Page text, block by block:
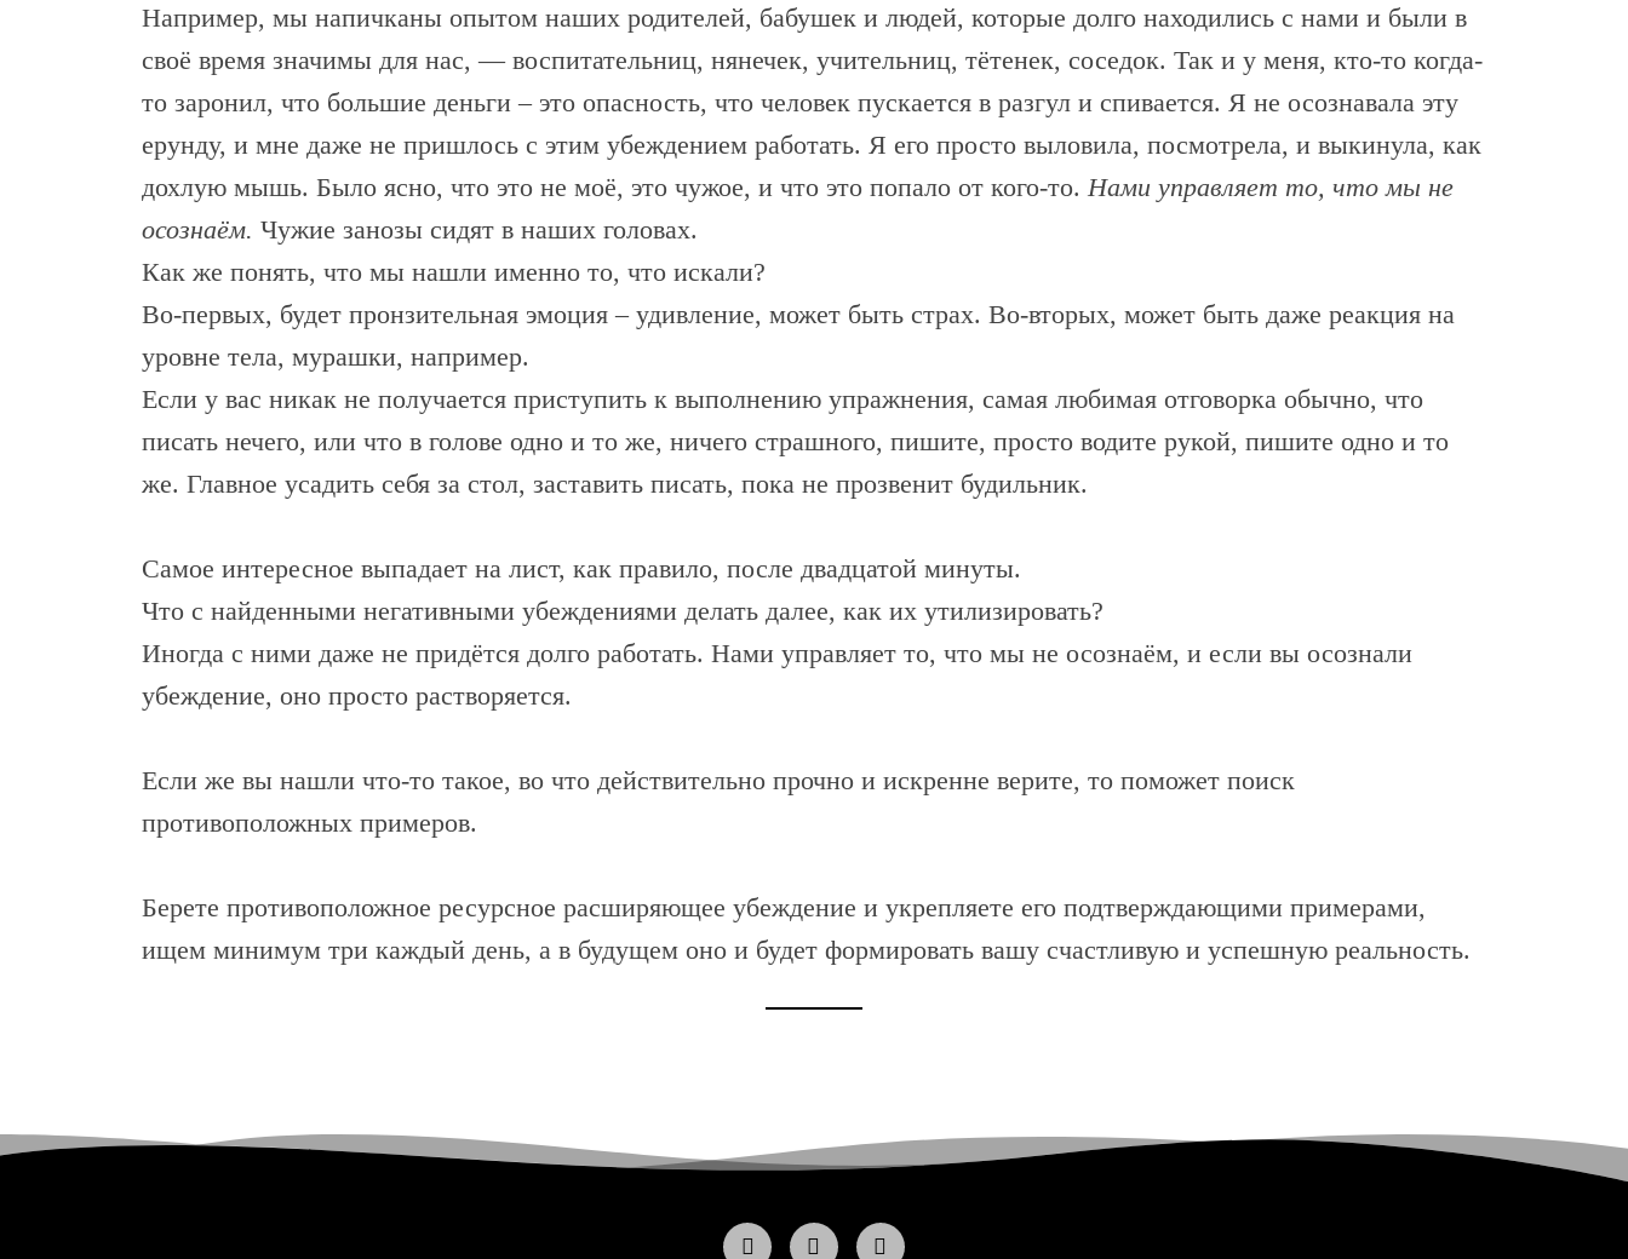
Например, мы напичканы опытом наших родителей, бабушек и людей, которые долго находились с нами и были в
своё время значимы для нас, — воспитательниц, нянечек, учительниц, тётенек, соседок. Так и у меня, кто-то когда-
то заронил, что большие деньги – это опасность, что человек пускается в разгул и спивается. Я не осознавала эту
ерунду, и мне даже не пришлось с этим убеждением работать. Я его просто выловила, посмотрела, и выкинула, как
дохлую мышь. Было ясно, что это не моё, это чужое, и что это попало от кого-то. Нами управляет то, что мы не
осознаём. Чужие занозы сидят в наших головах.
Как же понять, что мы нашли именно то, что искали?
Во-первых, будет пронзительная эмоция – удивление, может быть страх. Во-вторых, может быть даже реакция на
уровне тела, мурашки, например.
Если у вас никак не получается приступить к выполнению упражнения, самая любимая отговорка обычно, что
писать нечего, или что в голове одно и то же, ничего страшного, пишите, просто водите рукой, пишите одно и то
же. Главное усадить себя за стол, заставить писать, пока не прозвенит будильник.
Самое интересное выпадает на лист, как правило, после двадцатой минуты.
Что с найденными негативными убеждениями делать далее, как их утилизировать?
Иногда с ними даже не придётся долго работать. Нами управляет то, что мы не осознаём, и если вы осознали
убеждение, оно просто растворяется.
Если же вы нашли что-то такое, во что действительно прочно и искренне верите, то поможет поиск
противоположных примеров.
Берете противоположное ресурсное расширяющее убеждение и укрепляете его подтверждающими примерами,
ищем минимум три каждый день, а в будущем оно и будет формировать вашу счастливую и успешную реальность.